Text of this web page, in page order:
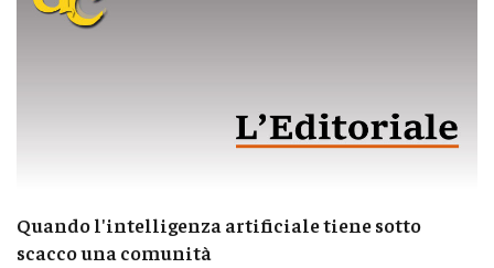
Quando l'intelligenza artificiale tiene sotto
scacco una comunità